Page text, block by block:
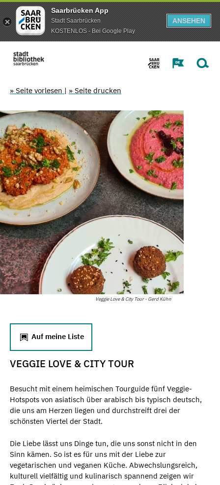
Saarbrücken App
Stadt Saarbrücken
KOSTENLOS - Bei Google Play
ANSEHEN
» Seite vorlesen | » Seite drucken
Veggie Love & City Tour - Gerd Kühn
Auf meine Liste
VEGGIE LOVE & CITY TOUR
Besucht mit einem heimischen Tourguide fünf Veggie-
Hotspots von asiatisch über arabisch bis typisch deutsch,
die uns am Herzen liegen und durchstreift drei der
schönsten Viertel der Stadt.
Die Liebe lässt uns Dinge tun, die uns sonst nicht in den
Sinn kämen. So ist es für uns mit der Liebe zur
vegetarischen und veganen Küche. Abwechslungsreich,
kulturell vielfältig und kulinarisch spannend zeigen wir